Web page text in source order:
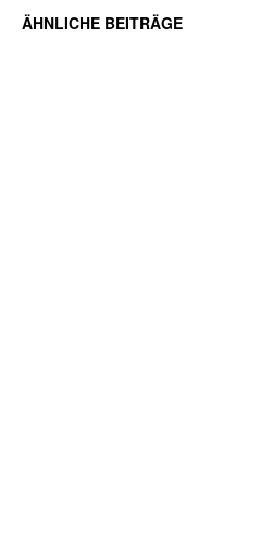
ÄHNLICHE BEITRÄGE